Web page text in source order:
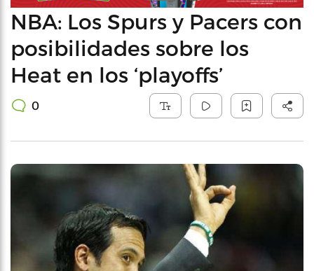
NBA: Los Spurs y Pacers con
posibilidades sobre los
Heat en los ‘playoffs’
0